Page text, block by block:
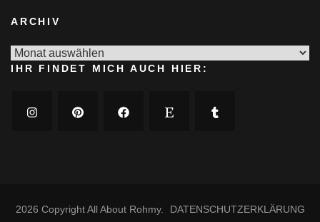
ARCHIV
Archiv
IHR FINDET MICH AUCH HIER:
2026 CopyrightAll About Rohmy. DATENSCHUTZERKLÄRUNG